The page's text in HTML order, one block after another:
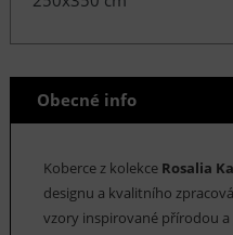
Obecné info
Koberce z kolekceRosalia
designu a kvalitního
vzory inspirované přírodou